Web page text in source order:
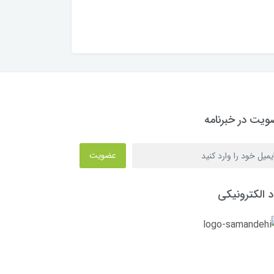
در خبرنامه
عضویت
الکترونیکی